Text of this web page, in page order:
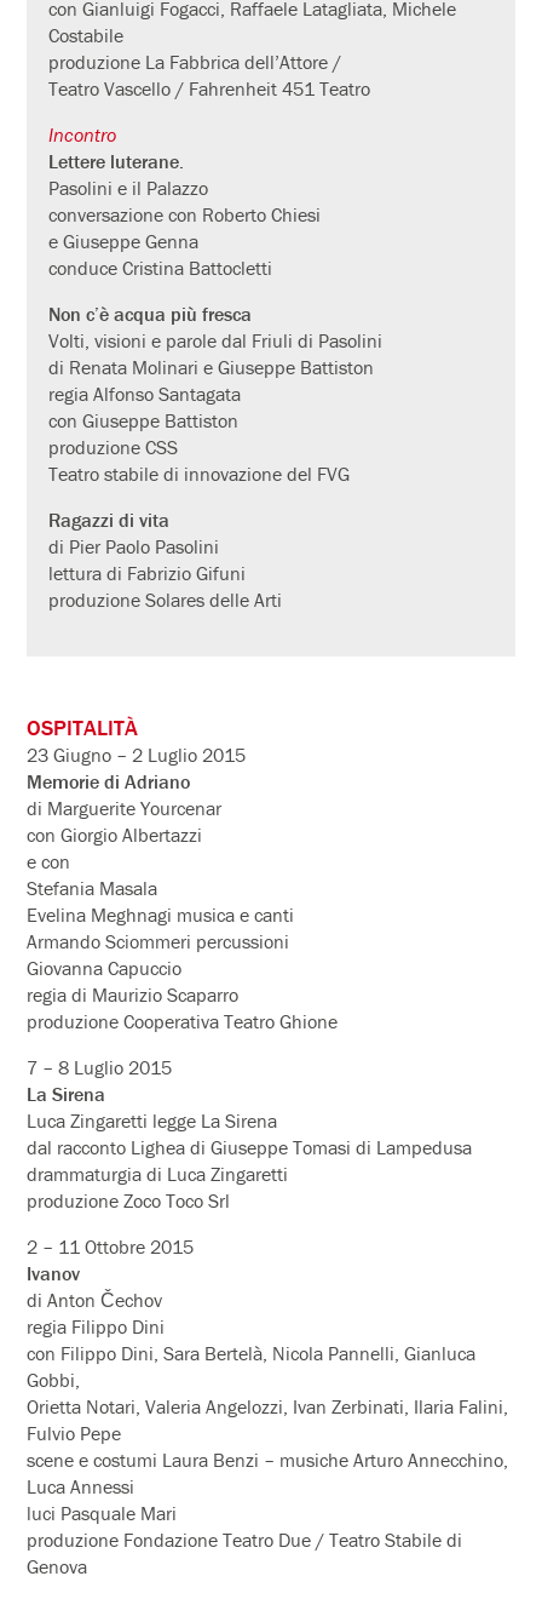
con Gianluigi Fogacci, Raffaele Latagliata, Michele
Costabile
produzione La Fabbrica dell’Attore /
Teatro Vascello / Fahrenheit 451 Teatro
Incontro
Lettere luterane.
Pasolini e il Palazzo
conversazione con Roberto Chiesi
e Giuseppe Genna
conduce Cristina Battocletti
Non c’è acqua più fresca
Volti, visioni e parole dal Friuli di Pasolini
di Renata Molinari e Giuseppe Battiston
regia Alfonso Santagata
con Giuseppe Battiston
produzione CSS
Teatro stabile di innovazione del FVG
Ragazzi di vita
di Pier Paolo Pasolini
lettura di Fabrizio Gifuni
produzione Solares delle Arti
OSPITALITÀ
23 Giugno – 2 Luglio 2015
Memorie di Adriano
di Marguerite Yourcenar
con Giorgio Albertazzi
e con
Stefania Masala
Evelina Meghnagi musica e canti
Armando Sciommeri percussioni
Giovanna Capuccio
regia di Maurizio Scaparro
produzione Cooperativa Teatro Ghione
7 – 8 Luglio 2015
La Sirena
Luca Zingaretti legge La Sirena
dal racconto Lighea di Giuseppe Tomasi di Lampedusa
drammaturgia di Luca Zingaretti
produzione Zoco Toco Srl
2 – 11 Ottobre 2015
Ivanov
di Anton Čechov
regia Filippo Dini
con Filippo Dini, Sara Bertelà, Nicola Pannelli, Gianluca
Gobbi,
Orietta Notari, Valeria Angelozzi, Ivan Zerbinati, Ilaria Falini,
Fulvio Pepe
scene e costumi Laura Benzi – musiche Arturo Annecchino,
Luca Annessi
luci Pasquale Mari
produzione Fondazione Teatro Due / Teatro Stabile di
Genova